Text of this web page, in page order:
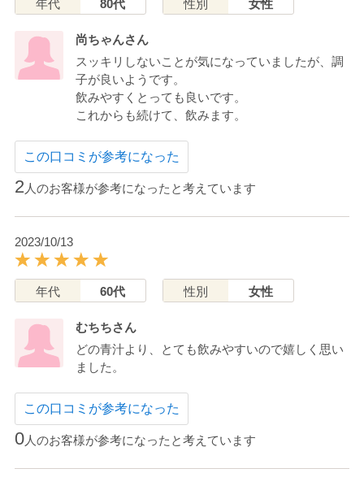
年代 80代 性別 女性
尚ちゃんさん
スッキリしないことが気になっていましたが、調
子が良いようです。
飲みやすくとっても良いです。
これからも続けて、飲みます。
この口コミが参考になった
2 人のお客様が参考になったと考えています
2023/10/13
年代 60代 性別 女性
むちちさん
どの青汁より、とても飲みやすいので嬉しく思い
ました。
この口コミが参考になった
0人のお客様が参考になったと考えています